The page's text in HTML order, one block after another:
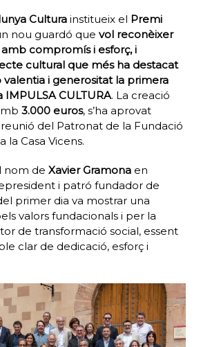
Culturainstitueix el Premi
nou guardó quevol reconèixer
compromís i esforç, i
cultural que més ha destacat
i generositat la primera
CULTURA. La creació
3.000 euros, s’ha aprovat
del Patronat de la Fundació
la Casa Vicens.
nom deXavier Gramona en
i patró fundador de
primer dia va mostrar una
valors fundacionals i per la
de transformació social, essent
clar de dedicació, esforç i